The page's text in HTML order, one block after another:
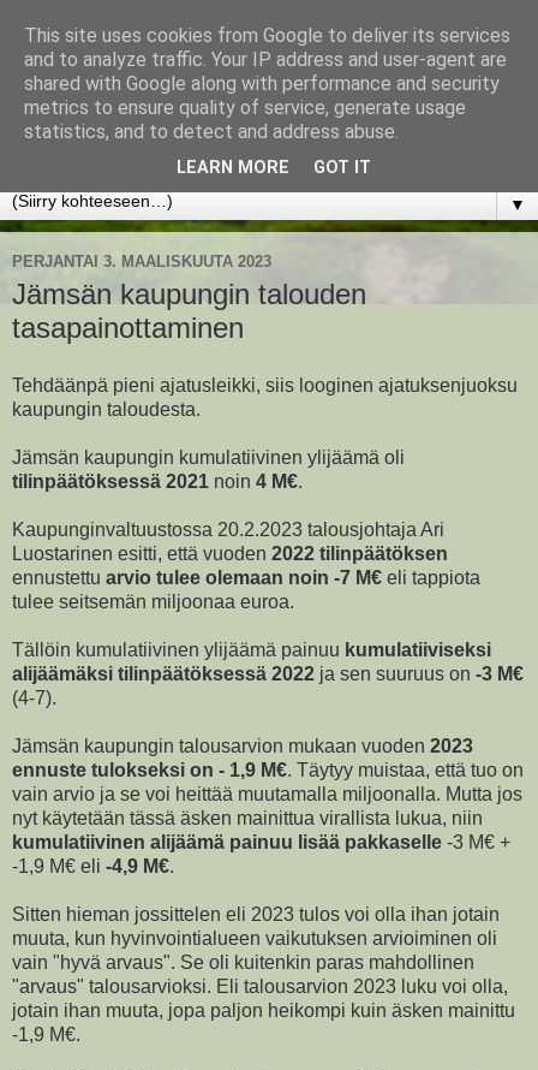
www.jyrkikokko.fi
Uusi Suunta - Jokainen hetki tarjoaa tilaisuuden muuttaa
▼
PERJANTAI 3. MAALISKUUTA 2023
Jämsän kaupungin talouden
tasapainottaminen
Tehdäänpä pieni ajatusleikki, siis looginen ajatuksenjuoksu
kaupungin taloudesta.
Jämsän kaupungin kumulatiivinen ylijäämä oli
tilinpäätöksessä 2021 noin 4 M€.
Kaupunginvaltuustossa 20.2.2023 talousjohtaja Ari
Luostarinen esitti, että vuoden 2022 tilinpäätöksen
ennustettu arvio tulee olemaan noin -7 M€ eli tappiota
tulee seitsemän miljoonaa euroa.
Tällöin kumulatiivinen ylijäämä painuu kumulatiiviseksi
alijäämäksi tilinpäätöksessä 2022 ja sen suuruus on -3 M€
(4-7).
Jämsän kaupungin talousarvion mukaan vuoden 2023
ennuste tulokseksi on - 1,9 M€. Täytyy muistaa, että tuo on
vain arvio ja se voi heittää muutamalla miljoonalla. Mutta jos
nyt käytetään tässä äsken mainittua virallista lukua, niin
kumulatiivinen alijäämä painuu lisää pakkaselle -3 M€ +
-1,9 M€ eli -4,9 M€.
Sitten hieman jossittelen eli 2023 tulos voi olla ihan jotain
muuta, kun hyvinvointialueen vaikutuksen arvioiminen oli
vain "hyvä arvaus". Se oli kuitenkin paras mahdollinen
"arvaus" talousarvioksi. Eli talousarvion 2023 luku voi olla,
jotain ihan muuta, jopa paljon heikompi kuin äsken mainittu
-1,9 M€.
This site uses cookies from Google to deliver its services
and to analyze traffic. Your IP address and user-agent are
shared with Google along with performance and security
metrics to ensure quality of service, generate usage
statistics, and to detect and address abuse.
LEARN MORE GOT IT